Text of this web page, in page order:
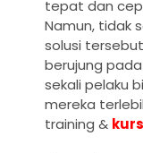
tepat dan
Namun, tidak
solusi
berujung
sekali pelaku
mereka
training &